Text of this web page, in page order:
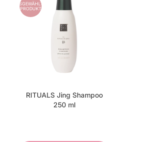
AUSGEWÄHLTES
PRODUKT
RITUALS Jing Shampoo
250 ml